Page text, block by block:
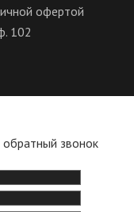
офертой
102
звонок